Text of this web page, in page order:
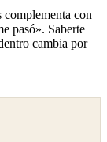
con
pasó». Saberte
cambia por